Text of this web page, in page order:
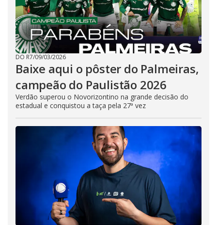
DO R7/09/03/2026
Baixe aqui o pôster do Palmeiras,
campeão do Paulistão 2026
Verdão superou o Novorizontino na grande decisão do
estadual e conquistou a taça pela 27ª vez